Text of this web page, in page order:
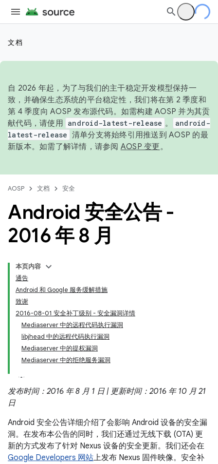
文档
自 2026 年起，为了与我们的主干稳定开发模型保持一
致，并确保生态系统的平台稳定性，我们将在第 2 季度和
第 4 季度向 AOSP 发布源代码。如需构建 AOSP 并为其贡
献代码，请使用 android-latest-release 。
android-
latest-release 清单分支将始终引用推送到 AOSP 的最
新版本。如需了解详情，请参阅 AOSP 变更。
AOSP 文档 安全
Android 安全公告 -
2016 年 8 月
本页内容
通告
Android 和 Google 服务缓解措施
致谢
2016-08-01 安全补丁级别 - 安全漏洞详情
Mediaserver 中的远程代码执行漏洞
libjhead 中的远程代码执行漏洞
Mediaserver 中的提权漏洞
Mediaserver 中的拒绝服务漏洞
发布时间：2016 年 8 月 1 日 | 更新时间：2016 年 10 月 21
日
Android 安全公告详细介绍了会影响 Android 设备的安全漏
洞。在发布本公告的同时，我们还通过无线下载 (OTA) 更
新的方式发布了针对 Nexus 设备的安全更新。我们还会在
Google Developers 网站上发布 Nexus 固件映像。安全补